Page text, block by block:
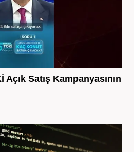
Satış Kampanyasının